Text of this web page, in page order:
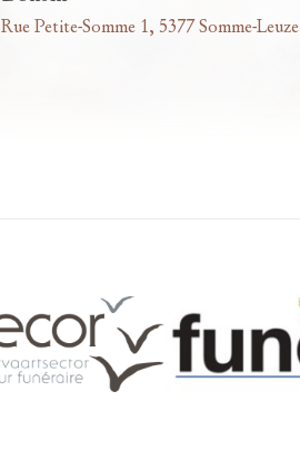
Rue Petite-Somme 1, 5377 Somme-Leuze